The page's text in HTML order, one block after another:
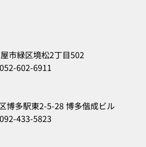
市緑区境松2丁目502
602-6911
博多駅東2-5-28 博多偕成ビル
433-5823